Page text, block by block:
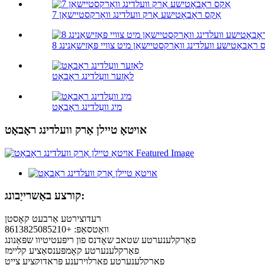
7 אַקס ראָבאָטישע אַרק וועלדינג וואָרקסטיישאַן
ראָבאָטישע וועלדינג וואָרקסטיישאַן מיט צוויי פּאַזישאַנינג
לאַזער וועַלדינג ראָבאָט
מיג וועַלדינג ראָבאָט
אויטאָ טיילן אַרק וועלדינג ראָבאָט
קורצע באַשרייַבונג:
רעדוצירטע אַרבעט קאָסטן
וואַטסאַפּ: +8613825085210
פאַרקלענערטע שטאב שאָדנס פון ריפּעטיטיוו שפּאַנונג
פאַרקלענערטע קאָמפּענסאַציע קליימז
פאַרקלענערטע פאַרלוירענע פּראָדוקציע צייט